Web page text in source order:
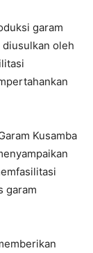
garam
oleh
Kusamba
garam